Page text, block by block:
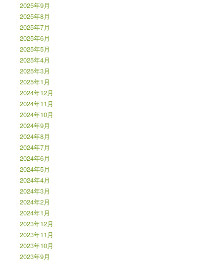
2025年9月
2025年8月
2025年7月
2025年6月
2025年5月
2025年4月
2025年3月
2025年1月
2024年12月
2024年11月
2024年10月
2024年9月
2024年8月
2024年7月
2024年6月
2024年5月
2024年4月
2024年3月
2024年2月
2024年1月
2023年12月
2023年11月
2023年10月
2023年9月